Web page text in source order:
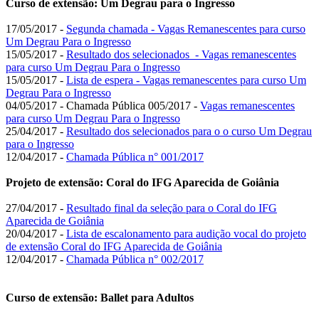
Curso de extensão: Um Degrau para o Ingresso
17/05/2017 - Segunda chamada - Vagas Remanescentes para curso
Um Degrau Para o Ingresso
15/05/2017 - Resultado dos selecionados - Vagas remanescentes
para curso Um Degrau Para o Ingresso
15/05/2017 - Lista de espera - Vagas remanescentes para curso Um
Degrau Para o Ingresso
04/05/2017 - Chamada Pública 005/2017 - Vagas remanescentes
para curso Um Degrau Para o Ingresso
25/04/2017 - Resultado dos selecionados para o o curso Um Degrau
para o Ingresso
12/04/2017 - Chamada Pública n° 001/2017
Projeto de extensão: Coral do IFG Aparecida de Goiânia
27/04/2017 - Resultado final da seleção para o Coral do IFG
Aparecida de Goiânia
20/04/2017 - Lista de escalonamento para audição vocal do projeto
de extensão Coral do IFG Aparecida de Goiânia
12/04/2017 - Chamada Pública n° 002/2017
Curso de extensão: Ballet para Adultos